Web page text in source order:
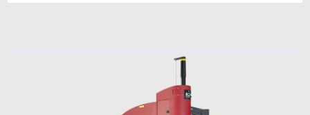
information, don’t hesitate to ask. Use the
form below to send Haeger a
representative in your region message.